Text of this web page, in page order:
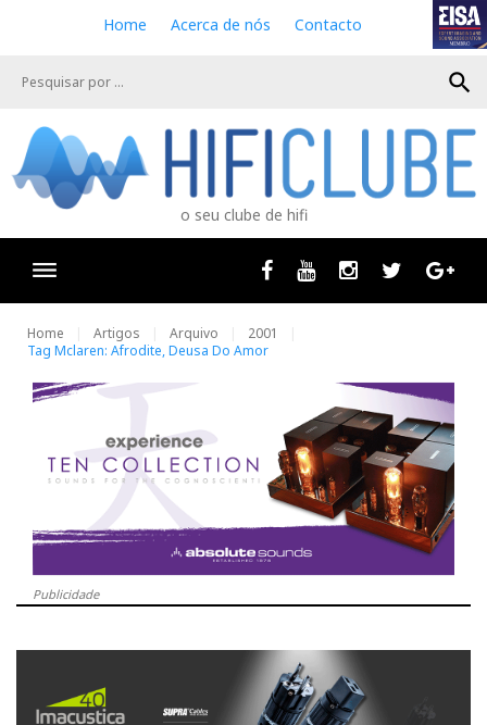
e
Home Acerca de nós Contacto
search
o seu clube de hifi
Facebook
Youtube InstagramTwitter
Home Artigos Arquivo
2001
Tag Mclaren: Afrodite, Deusa Do Amor
Publicidade